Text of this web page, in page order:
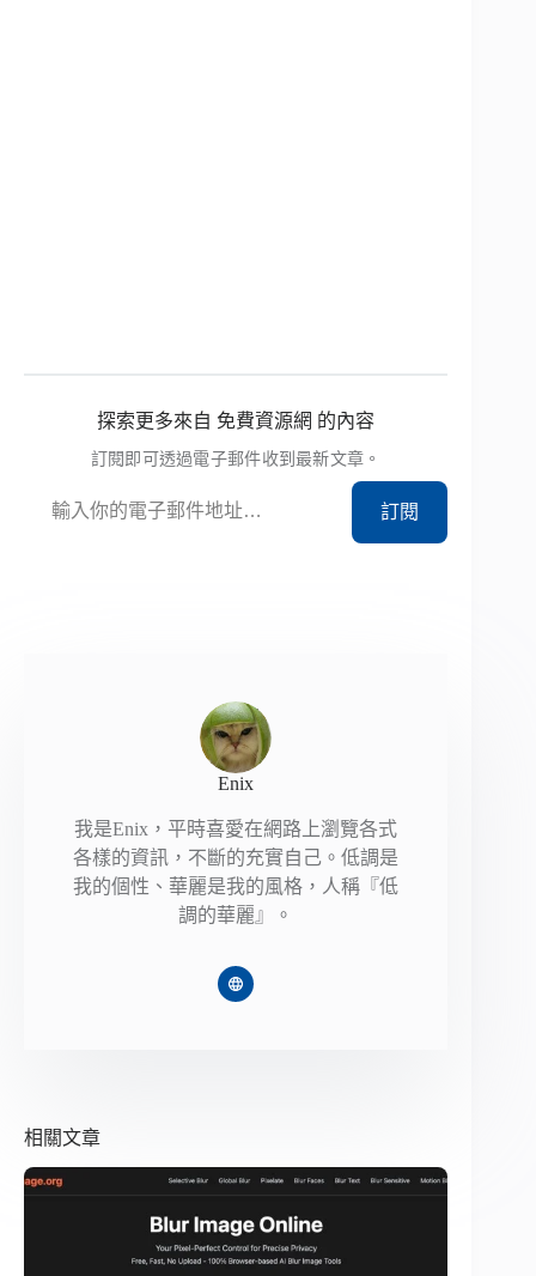
探索更多來自 免費資源網 的內容
訂閱即可透過電子郵件收到最新文章。
訂閱
Enix
我是Enix，平時喜愛在網路上瀏覽各式
各樣的資訊，不斷的充實自己。低調是
我的個性、華麗是我的風格，人稱『低
調的華麗』。
相關文章